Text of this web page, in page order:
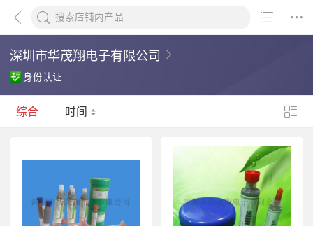
深圳市华茂翔电子有限公司
身份认证
综合 时间